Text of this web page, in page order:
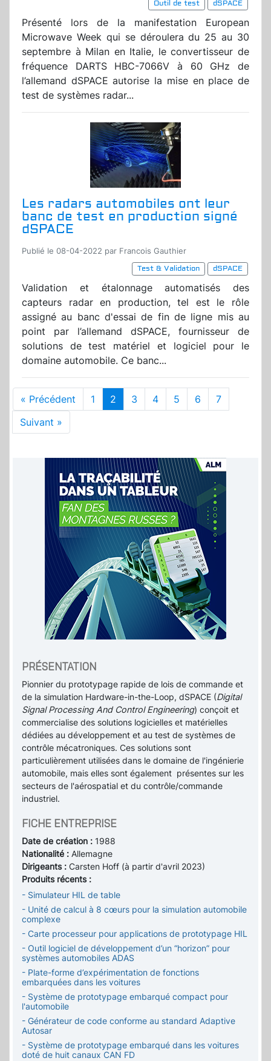
Outil de test dSPACE
Présenté lors de la manifestation European
Microwave Week qui se déroulera du 25 au 30
septembre à Milan en Italie, le convertisseur de
fréquence DARTS HBC-7066V à 60 GHz de
l’allemand dSPACE autorise la mise en place de
test de systèmes radar...
Les radars automobiles ont leur
banc de test en production signé
dSPACE
Publié le 08-04-2022 par Francois Gauthier
Test & Validation
dSPACE
Validation et étalonnage automatisés des
capteurs radar en production, tel est le rôle
assigné au banc d'essai de fin de ligne mis au
point par l’allemand dSPACE, fournisseur de
solutions de test matériel et logiciel pour le
domaine automobile. Ce banc...
« Précédent 1 2 3 4 5 6
7
Suivant »
PRÉSENTATION
Pionnier du prototypage rapide de lois de commande et
de la simulation Hardware-in-the-Loop, dSPACE (Digital
Signal Processing And Control Engineering) conçoit et
commercialise des solutions logicielles et matérielles
dédiées au développement et au test de systèmes de
contrôle mécatroniques. Ces solutions sont
particulièrement utilisées dans le domaine de l'ingénierie
automobile, mais elles sont également présentes sur les
secteurs de l'aérospatial et du contrôle/commande
industriel.
FICHE ENTREPRISE
Date de création : 1988
Nationalité : Allemagne
Dirigeants : Carsten Hoff (à partir d'avril 2023)
Produits récents :
- Simulateur HIL de table
- Unité de calcul à 8 cœurs pour la simulation automobile
complexe
- Carte processeur pour applications de prototypage HIL
- Outil logiciel de développement d’un “horizon” pour
systèmes automobiles ADAS
- Plate-forme d’expérimentation de fonctions
embarquées dans les voitures
- Système de prototypage embarqué compact pour
l'automobile
- Générateur de code conforme au standard Adaptive
Autosar
- Système de prototypage embarqué dans les voitures
doté de huit canaux CAN FD